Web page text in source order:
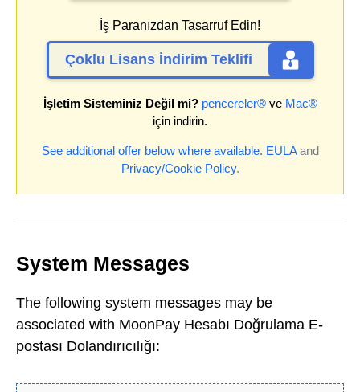
İş Paranızdan Tasarruf Edin!
Çoklu Lisans İndirim Teklifi
İşletim Sisteminiz Değil mi? pencereler®ve Mac®
için indirin.
See additional offer below where available. EULAand
Privacy/Cookie Policy.
System Messages
The following system messages may be
associated with MoonPay Hesabı Doğrulama E-
postası Dolandırıcılığı: